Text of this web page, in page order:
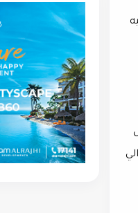
1,6 مليار جنيه
بلغت صافي الخسارة خلال الربع الأول من 2024 حوالي